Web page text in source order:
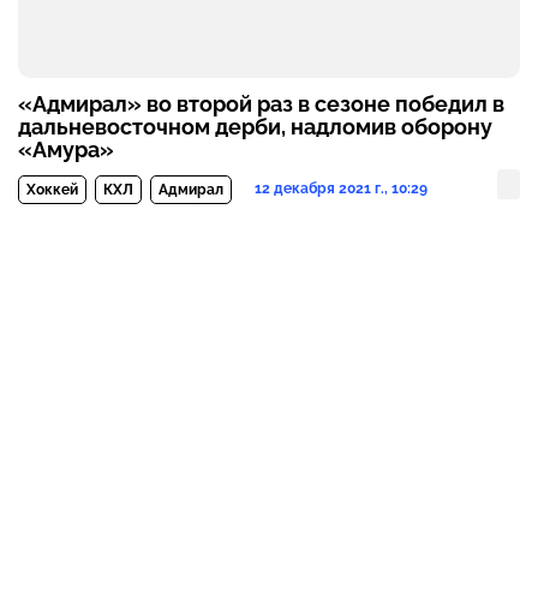
«Адмирал» во второй раз в сезоне победил в
дальневосточном дерби, надломив оборону
«Амура»
Хоккей КХЛ Адмирал 12 декабря 2021 г., 10:29